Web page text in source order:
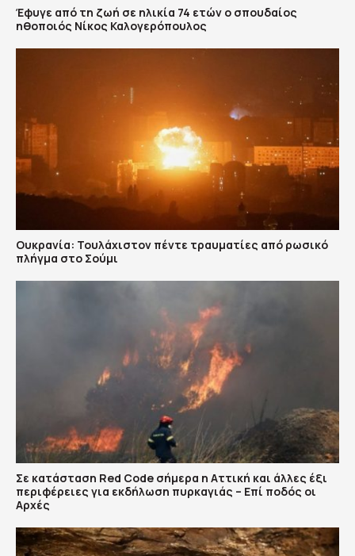
Έφυγε από τη ζωή σε ηλικία 74 ετών ο σπουδαίος
ηθοποιός Νίκος Καλογερόπουλος
Ουκρανία: Τουλάχιστον πέντε τραυματίες από ρωσικό
πλήγμα στο Σούμι
Σε κατάσταση Red Code σήμερα η Αττική και άλλες έξι
περιφέρειες για εκδήλωση πυρκαγιάς – Επί ποδός οι
Αρχές